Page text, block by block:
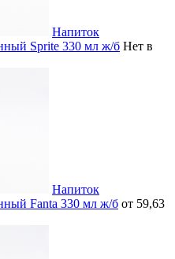
Напиток
Sprite 330 мл ж/б Нет в
Напиток
Fanta 330 мл ж/б от 59,63